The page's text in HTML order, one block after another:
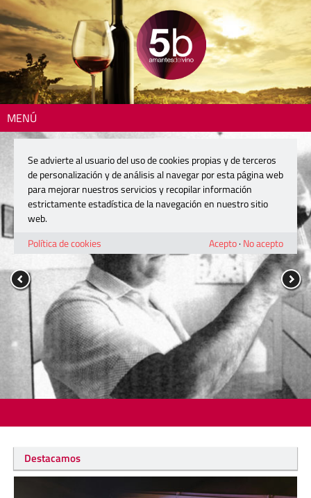
MENÚ
Destacamos
Se advierte al usuario del uso de cookies propias y de terceros
de personalización y de análisis al navegar por esta página web
para mejorar nuestros servicios y recopilar información
estrictamente estadística de la navegación en nuestro sitio
web.
Política de cookies
Acepto· No acepto